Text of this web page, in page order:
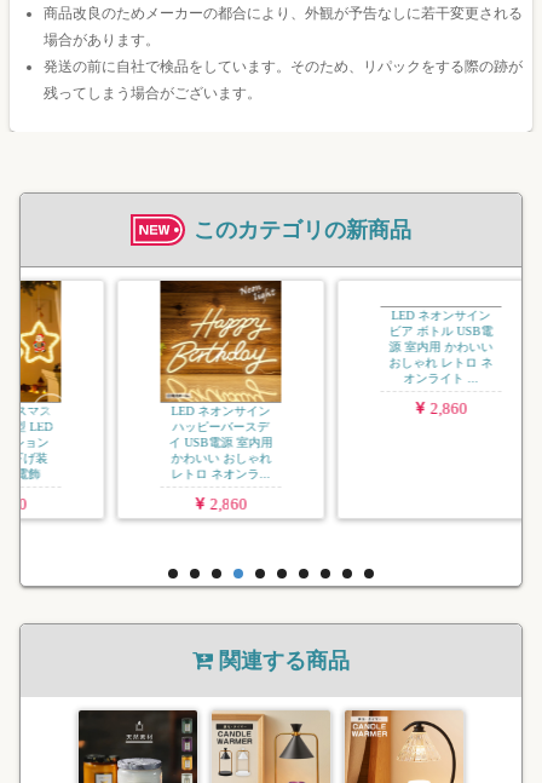
商品改良のためメーカーの都合により、外観が予告なしに若干変更される
場合があります。
発送の前に自社で検品をしています。そのため、リパックをする際の跡が
残ってしまう場合がございます。
このカテゴリの新商品
LED ネオンサイン
ハッピーバースデ
USB電源 室内用
かわいい おしゃれ
レトロ ネオンラ...
LED ネオンサイン
ビア ボトル USB電
源 室内用 かわいい
おしゃれ レトロ ネ
オンライト ...
LED ネオンサイン
招き猫 USB電源 室
内用 かわいい おし
ゃれ レトロ ネオン
ライト ネオン...
関連する商品